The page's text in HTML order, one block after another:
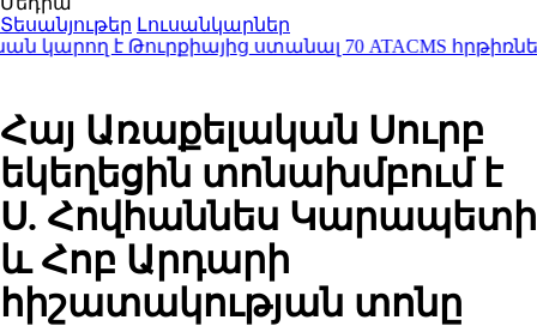
Տեսանյութեր Լուսանկարներ
է Թուրքիայից ստանալ 70 ATACMS հրթիռներ
Հայ Առաքելական Սուրբ
եկեղեցին տոնախմբում է
Ս. Հովհաննես Կարապետի
և Հոբ Արդարի
հիշատակության տոնը